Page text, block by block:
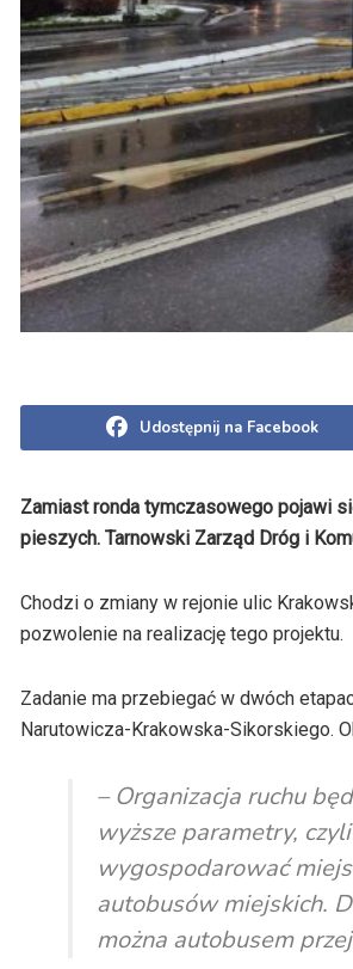
Udostępnij na Facebook
Zamiast ronda tymczasowego pojawi
pieszych. Tarnowski Zarząd Dróg i
Chodzi o zmiany w rejonie ulic
pozwolenie na realizację tego projektu.
Zadanie ma przebiegać w dwóch
Narutowicza-Krakowska-Sikorskiego.
– Organizacja ruchu
wyższe parametry,
wygospodarować
autobusów miejskich.
można autobusem